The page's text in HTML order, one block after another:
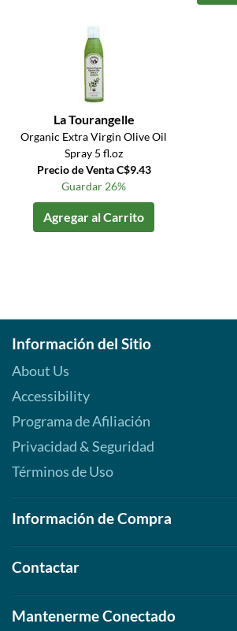
La Tourangelle
Organic Extra Virgin Olive Oil
Spray 5 fl.oz
Precio de Venta C$9.43
Guardar 26%
Agregar al Carrito
Información del Sitio
About Us
Accessibility
Programa de Afiliación
Privacidad & Seguridad
Términos de Uso
Información de Compra
Contactar
Mantenerme Conectado